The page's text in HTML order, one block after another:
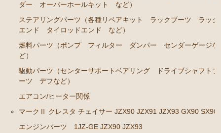
GX100 GX105
エンジンパーツ 2JZ-GE JZX101
エンジンパーツ 1G-FE GX100
クラッチパーツ（マスターシリンダー クラッチレリ
ーズシリンダー オーバーホールキット など）
エンジンパーツ 5M-GEU
ダー オーバーホールキット など）
ステアリングパーツ（各種リペアキット ラックブーツ ラック
エンド タイロッドエンド など）
燃料パーツ（ポンプ フィルター ダンパー センダーゲージな
ど）
駆動パーツ（センターサポートベアリング ドライブシャフトブ
ーツ デフなど）
エアコン/ヒーター関係
マークⅡ クレスタ チェイサー JZX90 JZX91 JZX93 GX90 SX90
エンジンパーツ 1JZ-GE JZX90 JZX93